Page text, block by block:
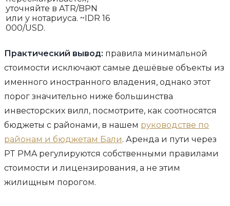
уточняйте в ATR/BPN
или у нотариуса. ~IDR 16
000/USD.
Практический вывод: правила минимальной
стоимости исключают самые дешёвые объекты из
именного иностранного владения, однако этот
порог значительно ниже большинства
инвесторских вилл, посмотрите, как соотносятся
бюджеты с районами, в нашем руководстве по
районам и бюджетам Бали. Аренда и пути через
PT PMA регулируются собственными правилами
стоимости и лицензирования, а не этим
жилищным порогом.